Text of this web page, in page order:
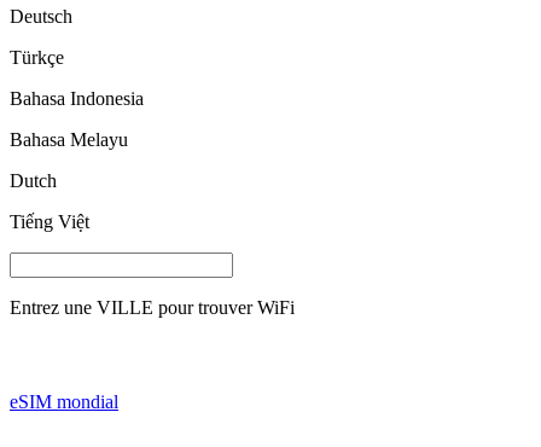
Deutsch
Türkçe
Bahasa Indonesia
Bahasa Melayu
Dutch
Tiếng Việt
Entrez une VILLE pour trouver WiFi
eSIM mondial